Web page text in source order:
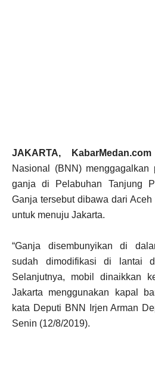
JAKARTA, KabarMedan.com
Nasional (BNN) menggagalkan
ganja di Pelabuhan Tanjung
Ganja tersebut dibawa dari
untuk menuju Jakarta.
“Ganja disembunyikan di
sudah dimodifikasi di lantai
Selanjutnya, mobil dinaikkan
Jakarta menggunakan kapal
kata Deputi BNN Irjen Arman
Senin (12/8/2019).